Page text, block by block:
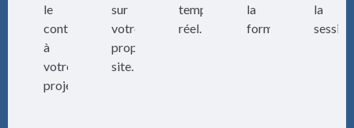
le
contenu
à
votre
projet.
sur
votre
propre
site.
temps
réel.
la
formation.
la